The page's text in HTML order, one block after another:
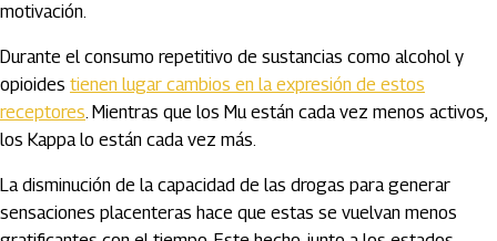
motivación.
Durante el consumo repetitivo de sustancias como alcohol y
opioides tienen lugar cambios en la expresión de estos
receptores. Mientras que los Mu están cada vez menos activos,
los Kappa lo están cada vez más.
La disminución de la capacidad de las drogas para generar
sensaciones placenteras hace que estas se vuelvan menos